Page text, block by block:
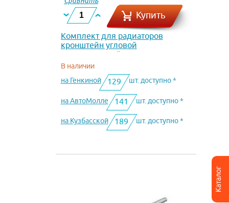
Каталог
Купить
Комплект для радиаторов
кронштейн угловой
универсальный
В наличии
на Генкиной
129 шт. доступно *
на АвтоМолле 141 шт. доступно *
на Кузбасской 189 шт. доступно *